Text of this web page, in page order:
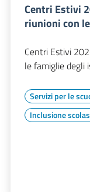
Centri Estivi
riunioni con
Centri Estivi
le famiglie degli
Servizi per le
Inclusione